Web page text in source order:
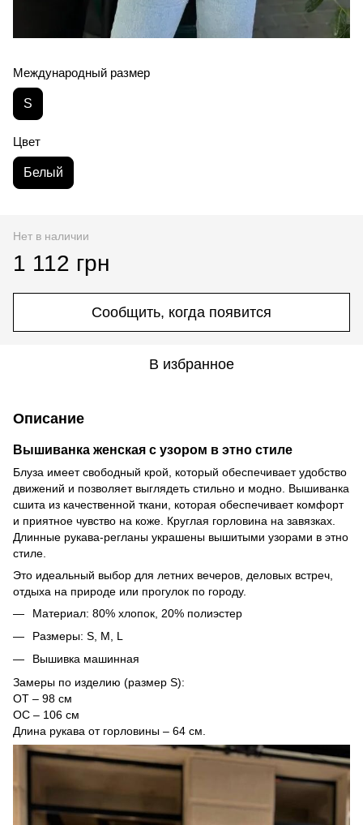
Международный размер
S
Цвет
Белый
Нет в наличии
1 112 грн
Сообщить, когда появится
В избранное
Описание
Вышиванка женская с узором в этно стиле
Блуза имеет свободный крой, который обеспечивает удобство
движений и позволяет выглядеть стильно и модно. Вышиванка
сшита из качественной ткани, которая обеспечивает комфорт
и приятное чувство на коже. Круглая горловина на завязках.
Длинные рукава-регланы украшены вышитыми узорами в этно
стиле.
Это идеальный выбор для летних вечеров, деловых встреч,
отдыха на природе или прогулок по городу.
Материал: 80% хлопок, 20% полиэстер
Размеры: S, M, L
Вышивка машинная
Замеры по изделию (размер S):
ОТ – 98 см
ОС – 106 см
Длина рукава от горловины – 64 см.